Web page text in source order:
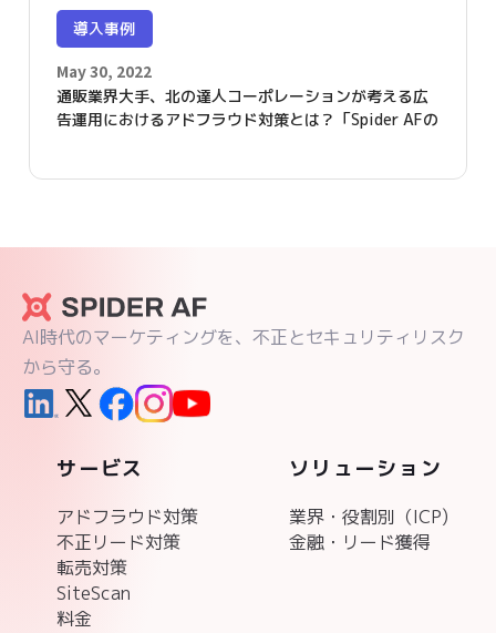
導入事例
May 30, 2022
通販業界大手、北の達人コーポレーションが考える広
告運用におけるアドフラウド対策とは？「Spider AFの
AI時代のマーケティングを、不正とセキュリティリスク
から守る。
サービス
アドフラウド対策
不正リード対策
転売対策
SiteScan
料金
ソリューション
業界・役割別（ICP)
金融・リード獲得